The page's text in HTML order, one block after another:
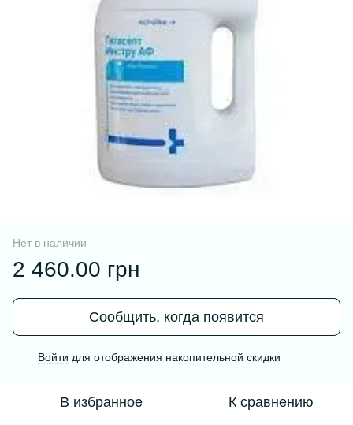
Нет в наличии
2 460.00 грн
Сообщить, когда появится
Войти для отображения накопительной скидки
В избранное К сравнению